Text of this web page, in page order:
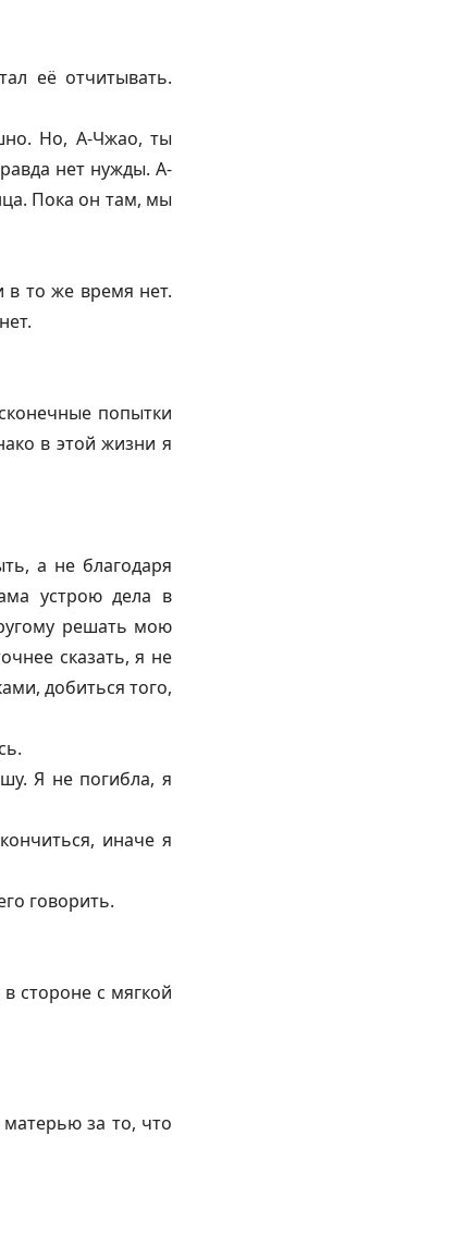
её отчитывать.
Но, А-Чжао, ты
нет нужды. А-
Пока он там, мы
то же время нет.
попытки
в этой жизни я
а не благодаря
устрою дела в
решать мою
сказать, я не
добиться того,
Я не погибла, я
иначе я
говорить.
стороне с мягкой
за то, что